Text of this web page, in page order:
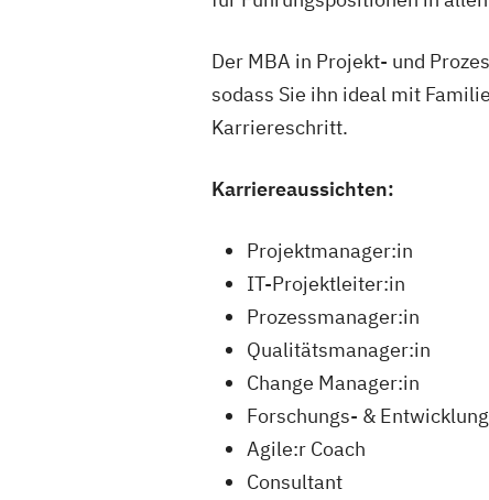
Der MBA in Projekt- und
sodass Sie ihn ideal mit
Karriereschritt.
Karriereaussichten:
Projektmanager:in
IT-Projektleiter:in
Prozessmanager:in
Qualitätsmanager:in
Change Manager:in
Forschungs- &
Agile:r Coach
Consultant